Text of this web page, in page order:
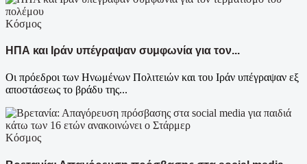
Κόσμος
ΗΠΑ και Ιράν υπέγραψαν συμφωνία για τον...
Οι πρόεδροι των Ηνωμένων Πολιτειών και του Ιράν υπέγραψαν εξ
αποστάσεως το βράδυ της...
Κόσμος